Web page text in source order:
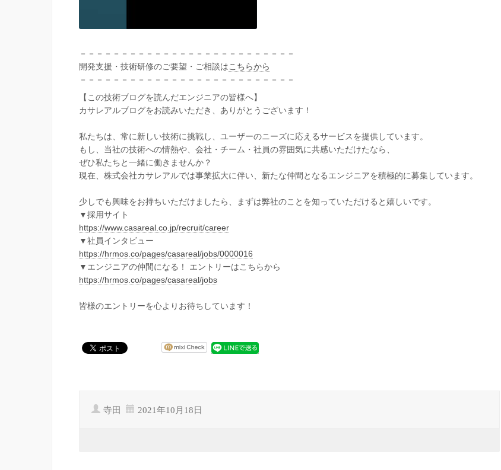
－－－－－－－－－－－－－－－－－－－－－－－－－－
開発支援・技術研修のご要望・ご相談はこちらから
－－－－－－－－－－－－－－－－－－－－－－－－－－
【この技術ブログを読んだエンジニアの皆様へ】
カサレアルブログをお読みいただき、ありがとうございます！
私たちは、常に新しい技術に挑戦し、ユーザーのニーズに応えるサービスを提供しています。
もし、当社の技術への情熱や、会社・チーム・社員の雰囲気に共感いただけたなら、
ぜひ私たちと一緒に働きませんか？
現在、株式会社カサレアルでは事業拡大に伴い、新たな仲間となるエンジニアを積極的に募集しています。
少しでも興味をお持ちいただけましたら、まずは弊社のことを知っていただけると嬉しいです。
▼採用サイト
https://www.casareal.co.jp/recruit/career
▼社員インタビュー
https://hrmos.co/pages/casareal/jobs/0000016
▼エンジニアの仲間になる！ エントリーはこちらから
https://hrmos.co/pages/casareal/jobs
皆様のエントリーを心よりお待ちしています！
寺田 2021年10月18日